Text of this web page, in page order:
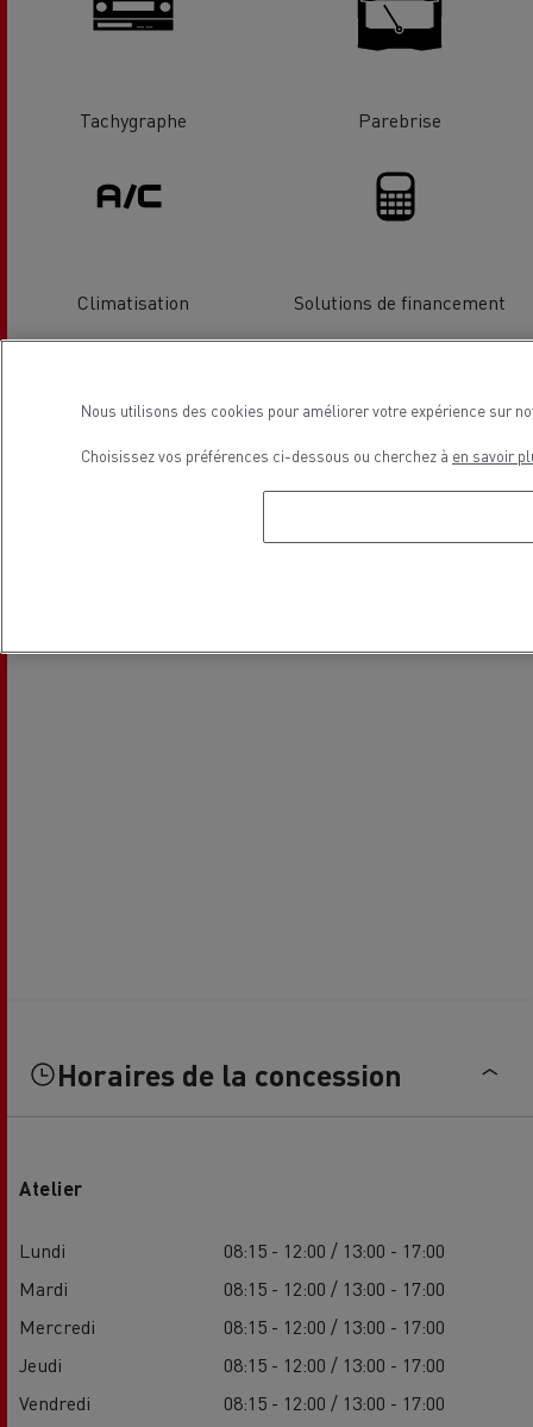
Tachygraphe Parebrise
Climatisation Solutions de financement
Horaires de la concession
Atelier
Lundi
08:15 - 12:00 / 13:00 - 17:00
Mardi
08:15 - 12:00 / 13:00 - 17:00
Mercredi
08:15 - 12:00 / 13:00 - 17:00
Jeudi
08:15 - 12:00 / 13:00 - 17:00
Vendredi
08:15 - 12:00 / 13:00 - 17:00
Nous utilisons des cookies pour améliorer votre expérience sur
Choisissez vos préférences ci-dessous ou cherchez à en savoir